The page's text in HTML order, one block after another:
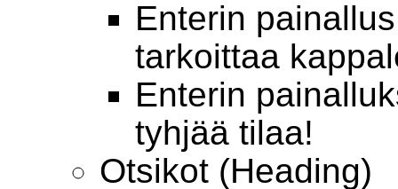
Enterin painallus
tarkoittaa
Enterin
tyhjää tilaa!
Otsikot (Heading)